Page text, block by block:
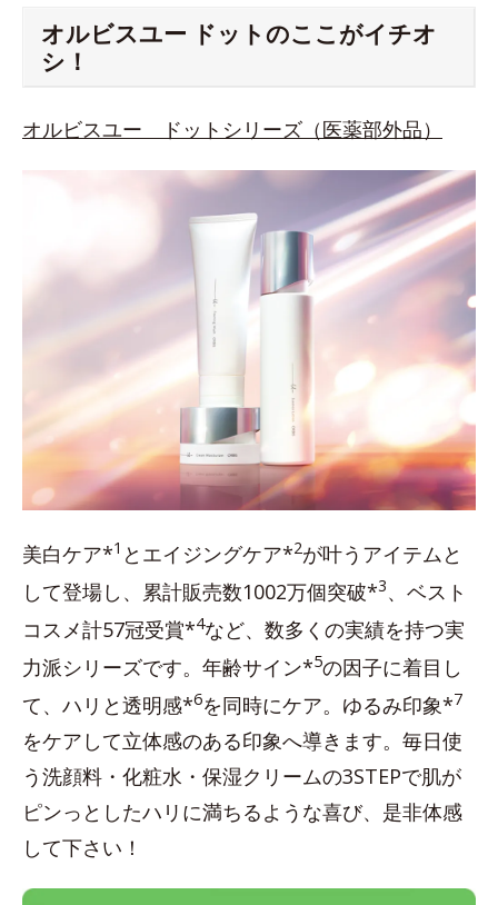
オルビスユー ドットのここがイチオ
シ！
オルビスユー ドットシリーズ（医薬部外品）
美白ケア*1 とエイジングケア*2が叶うアイテムと
して登場し、累計販売数1002万個突破*3、ベスト
コスメ計57冠受賞*4など、数多くの実績を持つ実
力派シリーズです。年齢サイン*5の因子に着目し
て、ハリと透明感*6を同時にケア。ゆるみ印象*7
をケアして立体感のある印象へ導きます。毎日使
う洗顔料・化粧水・保湿クリームの3STEPで肌が
ピンっとしたハリに満ちるような喜び、是非体感
して下さい！